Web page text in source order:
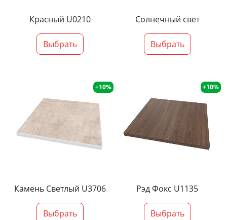
Красный U0210
Выбрать
Солнечный свет
Выбрать
+10%
Камень Светлый U3706
Выбрать
+10%
Рэд Фокс U1135
Выбрать